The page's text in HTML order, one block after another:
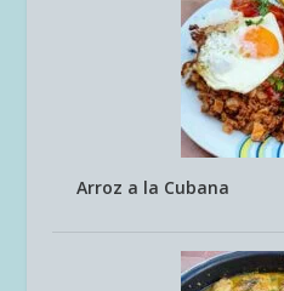
Arroz a la Cubana